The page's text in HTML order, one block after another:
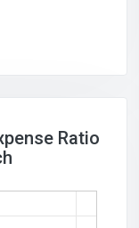
Ratio